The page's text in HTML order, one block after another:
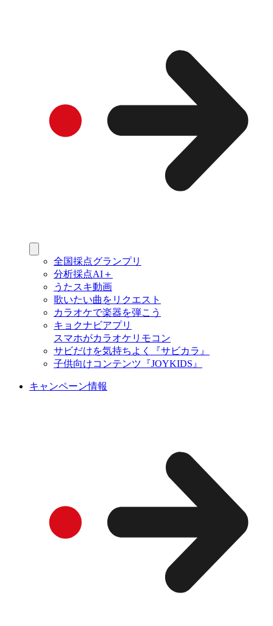
全国採点グランプリ
分析採点AI＋
うたスキ動画
歌いたい曲をリクエスト
カラオケで楽器を弾こう
キョクナビアプリ
スマホがカラオケリモコン
サビだけを気持ちよく『サビカラ』
子供向けコンテンツ『JOYKIDS』
キャンペーン情報